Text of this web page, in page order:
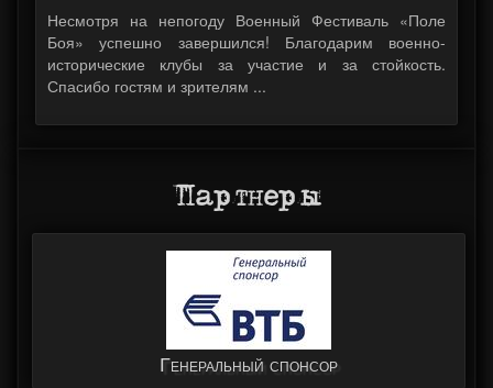
Несмотря на непогоду Военный Фестиваль «Поле
Боя» успешно завершился! Благодарим военно-
исторические клубы за участие и за стойкость.
Спасибо гостям и зрителям ...
Партнеры
Генеральный спонсор